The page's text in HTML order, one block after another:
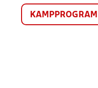
KAMPPROGRAM